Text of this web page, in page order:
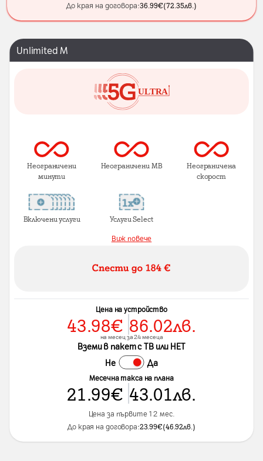
До края на договора:36.99€(72.35лв. )
Unlimited M
Неограничени
минути
Неограничени MB Неограничена
скорост
Включени услуги Услуги Select
Виж повече
Цена на устройство
43.98€ 86.02лв.
на месец за 24 месеца
Вземи в пакет с ТВ или НЕТ
Не Да
Месечна такса на плана
21.99€ 43.01лв.
Цена за първите 12 мес.
До края на договора:23.99€(46.92лв.)